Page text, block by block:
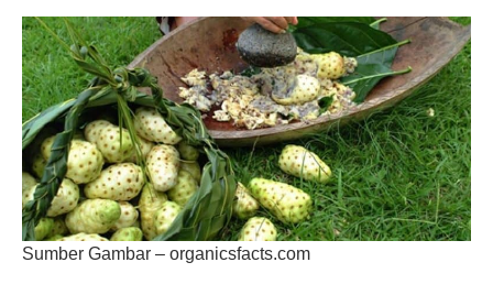
Sumber Gambar – organicsfacts.com